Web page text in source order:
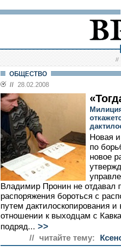
//
ОБЩЕСТВО
// 28.02.2008
Новая
по
новое
Владимир Пронин не отдавал
распоряжения бороться с
путем дактилоскопирования
отношении к выходцам с
подряд... >>
// читайте тему: